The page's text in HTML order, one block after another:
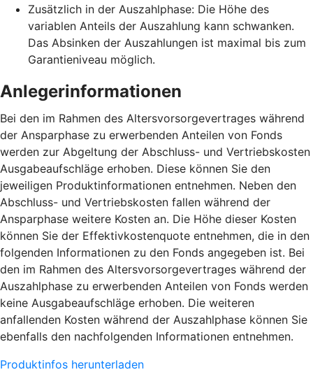
Zusätzlich in der Auszahlphase: Die Höhe des
variablen Anteils der Auszahlung kann schwanken.
Das Absinken der Auszahlungen ist maximal bis zum
Garantieniveau möglich.
Anlegerinformationen
Bei den im Rahmen des Altersvorsorgevertrages während
der Ansparphase zu erwerbenden Anteilen von Fonds
werden zur Abgeltung der Abschluss- und Vertriebskosten
Ausgabeaufschläge erhoben. Diese können Sie den
jeweiligen Produktinformationen entnehmen. Neben den
Abschluss- und Vertriebskosten fallen während der
Ansparphase weitere Kosten an. Die Höhe dieser Kosten
können Sie der Effektivkostenquote entnehmen, die in den
folgenden Informationen zu den Fonds angegeben ist. Bei
den im Rahmen des Altersvorsorgevertrages während der
Auszahlphase zu erwerbenden Anteilen von Fonds werden
keine Ausgabeaufschläge erhoben. Die weiteren
anfallenden Kosten während der Auszahlphase können Sie
ebenfalls den nachfolgenden Informationen entnehmen.
Produktinfos herunterladen